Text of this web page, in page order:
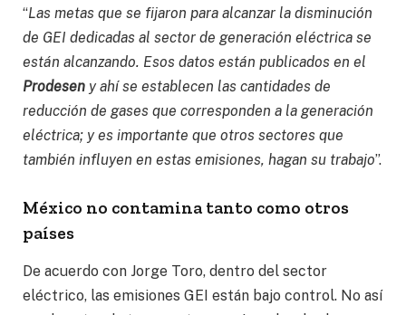
“Las metas que se fijaron para alcanzar la disminución
de GEI dedicadas al sector de generación eléctrica se
están alcanzando. Esos datos están publicados en el
Prodesen y ahí se establecen las cantidades de
reducción de gases que corresponden a la generación
eléctrica; y es importante que otros sectores que
también influyen en estas emisiones, hagan su trabajo”.
México no contamina tanto como otros
países
De acuerdo con Jorge Toro, dentro del sector
eléctrico, las emisiones GEI están bajo control. No así